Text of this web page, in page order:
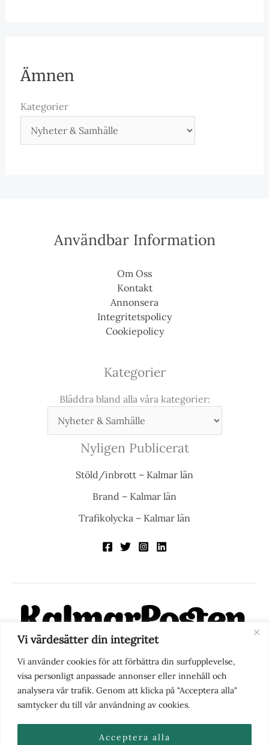
Vi värdesätter din integritet
Vi använder cookies för att förbättra din surfupplevelse,
visa personligt anpassade annonser eller innehåll och
analysera vår trafik. Genom att klicka på "Acceptera alla"
samtycker du till vår användning av cookies.
Acceptera alla
Ämnen
Kategorier
Användbar Information
Om Oss
Kontakt
Annonsera
Integritetspolicy
Cookiepolicy
Kategorier
Bläddra bland alla våra kategorier:
Nyligen Publicerat
Stöld/inbrott – Kalmar län
Brand – Kalmar län
Trafikolycka – Kalmar län
KalmarPosten är en modern lokalnyhetstidning på nätet. Med
fokus på Kalmarregionen, men också med blick för det större
perspektivet, vill vi vara din självklara kanal för nyheter,
berättelser och engagemang. KalmarPosten grundades 1988 och
fick nya ägare 2025.